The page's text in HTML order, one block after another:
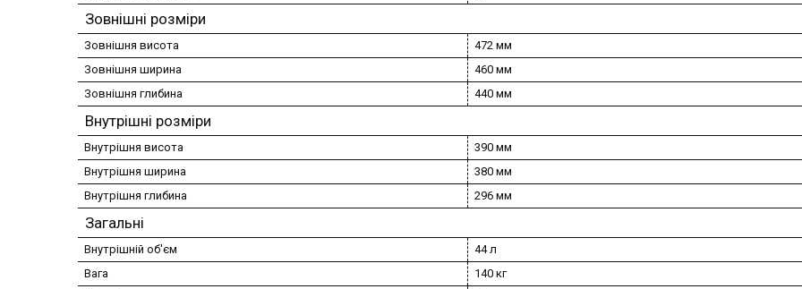
Зовнішні розміри
Зовнішня висота
472 мм
Зовнішня ширина
460 мм
Зовнішня глибина
440 мм
Внутрішні розміри
Внутрішня висота
390 мм
Внутрішня ширина
380 мм
Внутрішня глибина
296 мм
Загальні
Внутрішній об'єм
44 л
Вага
140 кг